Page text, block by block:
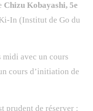
Chizu Kobayashi, 5e
In (Institut de Go du
midi avec un cours
cours d’initiation de
prudent de réserver :